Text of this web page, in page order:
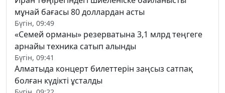
мұнай бағасы 80 доллардан асты
Бүгін, 09:49
«Семей орманы» резерватына 3,1 млрд теңгеге
арнайы техника сатып алынды
Бүгін, 09:41
Алматыда концерт билеттерін заңсыз сатпақ
болған күдікті ұсталды